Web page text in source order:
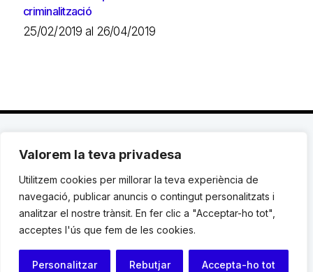
Valorem la teva privadesa
Utilitzem cookies per millorar la teva experiència de
navegació, publicar anuncis o contingut personalitzats i
analitzar el nostre trànsit. En fer clic a "Acceptar-ho tot",
acceptes l'ús que fem de les cookies.
Personalitzar Rebutjar Accepta-ho tot
criminalització
25/02/2019 al 26/04/2019
C. Avinyó 44, 2n | 08002 Barcelona |
119 03 72|institut@idhc.org
© Institut de Drets Humans de Catalunya.
Avis legal|Cookies|Contacte